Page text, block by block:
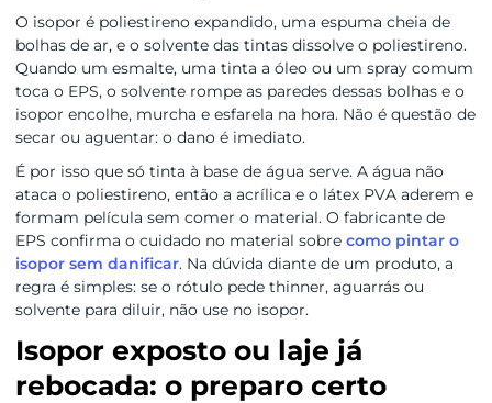
O isopor é poliestireno expandido, uma espuma cheia de
bolhas de ar, e o solvente das tintas dissolve o poliestireno.
Quando um esmalte, uma tinta a óleo ou um spray comum
toca o EPS, o solvente rompe as paredes dessas bolhas e o
isopor encolhe, murcha e esfarela na hora. Não é questão de
secar ou aguentar: o dano é imediato.
É por isso que só tinta à base de água serve. A água não
ataca o poliestireno, então a acrílica e o látex PVA aderem e
formam película sem comer o material. O fabricante de
EPS confirma o cuidado no material sobre como pintar o
isopor sem danificar. Na dúvida diante de um produto, a
regra é simples: se o rótulo pede thinner, aguarrás ou
solvente para diluir, não use no isopor.
Isopor exposto ou laje já
rebocada: o preparo certo